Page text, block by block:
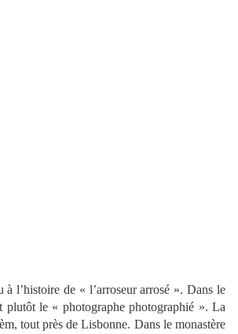
à l’histoire de « l’arroseur arrosé ». Dans le
plutôt le « photographe photographié ». La
tout près de Lisbonne. Dans le monastère